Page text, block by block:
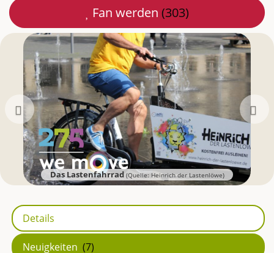
Mail
teilen
Fan werden (303)
Das Lastenfahrrad (Quelle: Heinrich der Lastenlöwe)
Zurück
Details
Neuigkeiten (7)